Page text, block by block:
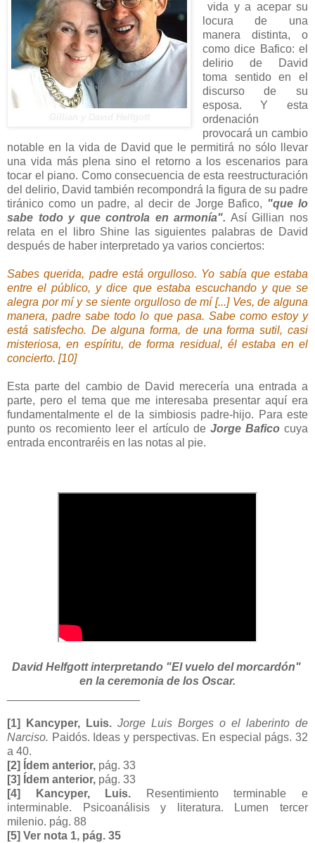
vida y a acepar su
locura de una
manera distinta, o
como dice Bafico: el
delirio de David
toma sentido en el
discurso de su
esposa. Y esta
ordenación
provocará un cambio
notable en la vida de David que le permitirá no sólo llevar
una vida más plena sino el retorno a los escenarios para
tocar el piano. Como consecuencia de esta reestructuración
del delirio, David también recompondrá la figura de su padre
tiránico como un padre, al decir de Jorge Bafico, "que lo
sabe todo y que controla en armonía". Así Gillian nos
relata en el libro Shine las siguientes palabras de David
después de haber interpretado ya varios conciertos:
Sabes querida, padre está orgulloso. Yo sabía que estaba
entre el público, y dice que estaba escuchando y que se
alegra por mí y se siente orgulloso de mí [...] Ves, de alguna
manera, padre sabe todo lo que pasa. Sabe como estoy y
está satisfecho. De alguna forma, de una forma sutil, casi
misteriosa, en espíritu, de forma residual, él estaba en el
concierto. [10]
Esta parte del cambio de David merecería una entrada a
parte, pero el tema que me interesaba presentar aquí era
fundamentalmente el de la simbiosis padre-hijo. Para este
punto os recomiento leer el artículo de Jorge Baficocuya
entrada encontraréis en las notas al pie.
David Helfgott interpretando "El vuelo del morcardón"
en la ceremonia de los Oscar.
[1] Kancyper, Luis. Jorge Luis Borges o el laberinto de
Narciso. Paidós. Ideas y perspectivas. En especial págs. 32
a 40.
[2] Ídem anterior, pág. 33
[3] Ídem anterior, pág. 33
[4] Kancyper, Luis.
Resentimiento terminable e
interminable. Psicoanálisis y literatura. Lumen tercer
milenio. pág. 88
[5] Ver nota 1, pág. 35